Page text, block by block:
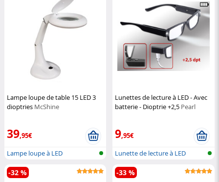
Lampe loupe de table 15 LED 3
dioptries McShine
39,95€
Lampe loupe à LED
Lunettes de lecture à LED - Avec
batterie - Dioptrie +2,5 Pearl
9,95€
Lunette de lecture à LED
-32 % -33 %